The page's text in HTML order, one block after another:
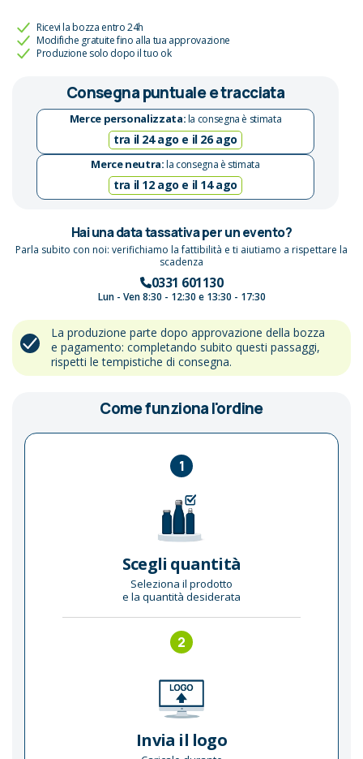
Ricevi la bozza entro 24h
Modifiche gratuite fino alla tua approvazione
Produzione solo dopo il tuo ok
Consegna puntuale e tracciata
Merce personalizzata:la consegna è stimata
tra il 24 ago e il 26 ago
Merce neutra:la consegna è stimata
tra il 12 ago e il 14 ago
Hai una data tassativa per un evento?
Parla subito con noi: verifichiamo la fattibilità e ti aiutiamo a rispettare la
scadenza
0331 601130
Lun - Ven 8:30 - 12:30 e 13:30 - 17:30
La produzione parte dopo approvazione della bozza
e pagamento: completando subito questi passaggi,
rispetti le tempistiche di consegna.
Come funziona l'ordine
1
Scegli quantità
Seleziona il prodotto
e la quantità desiderata
2
Invia il logo